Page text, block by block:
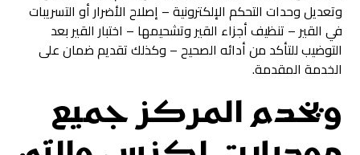
وتعديل وحدات التحكم الإلكترونية – إصلاح الأضرار أو التسريبات
في القير – تنظيف أجزاء القير وتشحيمها – اختبار القير بعد
التوضيب للتأكد من أدائه الصحيح – وكذلك تقديم ضمان على
الخدمة المقدمة.
ويخدم المركز جميع